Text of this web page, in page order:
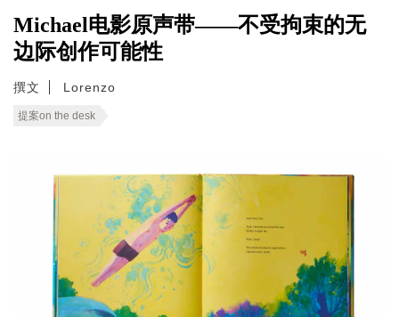
Michael电影原声带——不受拘束的无
边际创作可能性
撰文 Lorenzo
提案on the desk